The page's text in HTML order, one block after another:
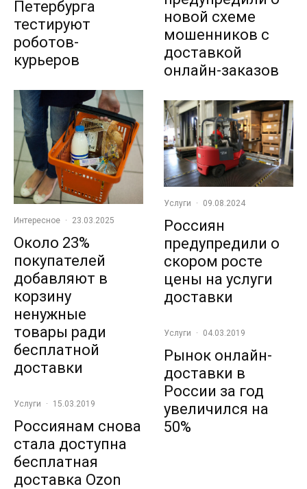
Петербурга
тестируют
роботов-
курьеров
Интересное · 23.03.2025
Около 23%
покупателей
добавляют в
корзину
ненужные
товары ради
бесплатной
доставки
Услуги · 15.03.2019
Россиянам снова
стала доступна
бесплатная
доставка Ozon
новой схеме
мошенников с
доставкой
онлайн-заказов
Услуги · 09.08.2024
Россиян
предупредили о
скором росте
цены на услуги
доставки
Услуги · 04.03.2019
Рынок онлайн-
доставки в
России за год
увеличился на
50%